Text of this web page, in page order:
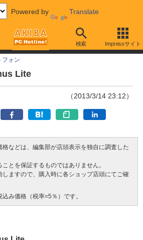
Powered by Translate
検索 Impressサイト
フォン
Lite
（2013/3/14 23:12）
格などは、編集部が店頭表示を独自に調査した
とを保証するものではありません。
しますので、購入時に各ショップ店頭にてご確
み価格（税率=5％）です。